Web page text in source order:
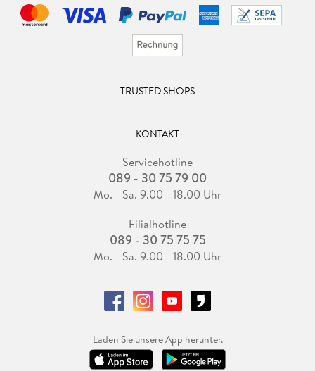
TRUSTED SHOPS
KONTAKT
Servicehotline
089 - 30 75 79 00
Mo. - Sa. 9.00 - 18.00 Uhr
Filialhotline
089 - 30 75 75 75
Mo. - Sa. 9.00 - 18.00 Uhr
Laden Sie unsere App herunter.